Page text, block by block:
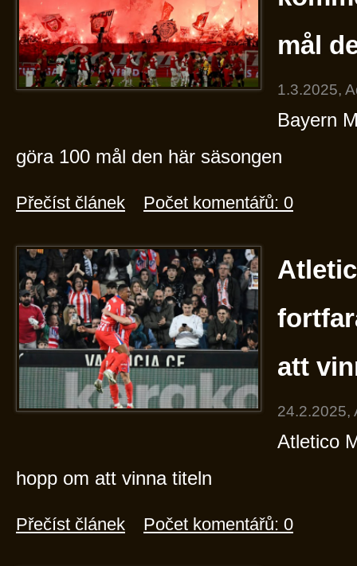
mål
1.3.2025,
Bayern
göra 100 mål den här säsongen
Přečíst článek Počet komentářů: 0
att
24.2.2025,
Atletico
hopp om att vinna titeln
Přečíst článek Počet komentářů: 0